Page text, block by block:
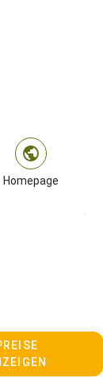
Homepage